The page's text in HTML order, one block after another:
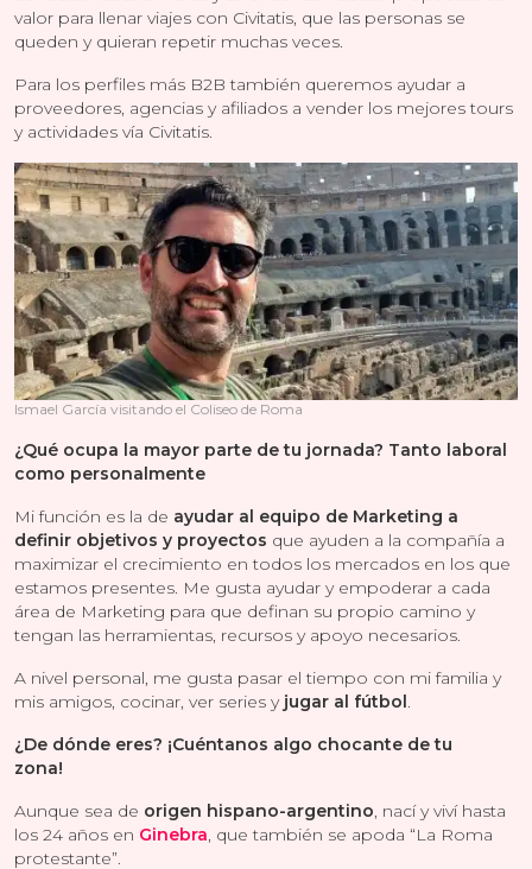
valor para llenar viajes con Civitatis, que las personas se
queden y quieran repetir muchas veces.
Para los perfiles más B2B también queremos ayudar a
proveedores, agencias y afiliados a vender los mejores tours
y actividades vía Civitatis.
Ismael García visitando el Coliseo de Roma
¿Qué ocupa la mayor parte de tu jornada? Tanto laboral
como personalmente
Mi función es la de ayudar al equipo de Marketing a
definir objetivos y proyectos que ayuden a la compañía a
maximizar el crecimiento en todos los mercados en los que
estamos presentes. Me gusta ayudar y empoderar a cada
área de Marketing para que definan su propio camino y
tengan las herramientas, recursos y apoyo necesarios.
A nivel personal, me gusta pasar el tiempo con mi familia y
mis amigos, cocinar, ver series y jugar al fútbol.
¿De dónde eres? ¡Cuéntanos algo chocante de tu
zona!
Aunque sea de origen hispano-argentino, nací y viví hasta
los 24 años en Ginebra, que también se apoda “La Roma
protestante”.